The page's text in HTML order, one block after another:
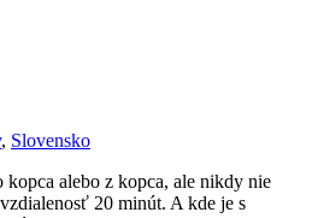
, Slovensko
alebo z kopca, ale nikdy nie
20 minút. A kde je s